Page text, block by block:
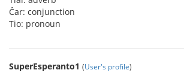
Ĉar: conjunction
Tio: pronoun
SuperEsperanto1 (User's profile)